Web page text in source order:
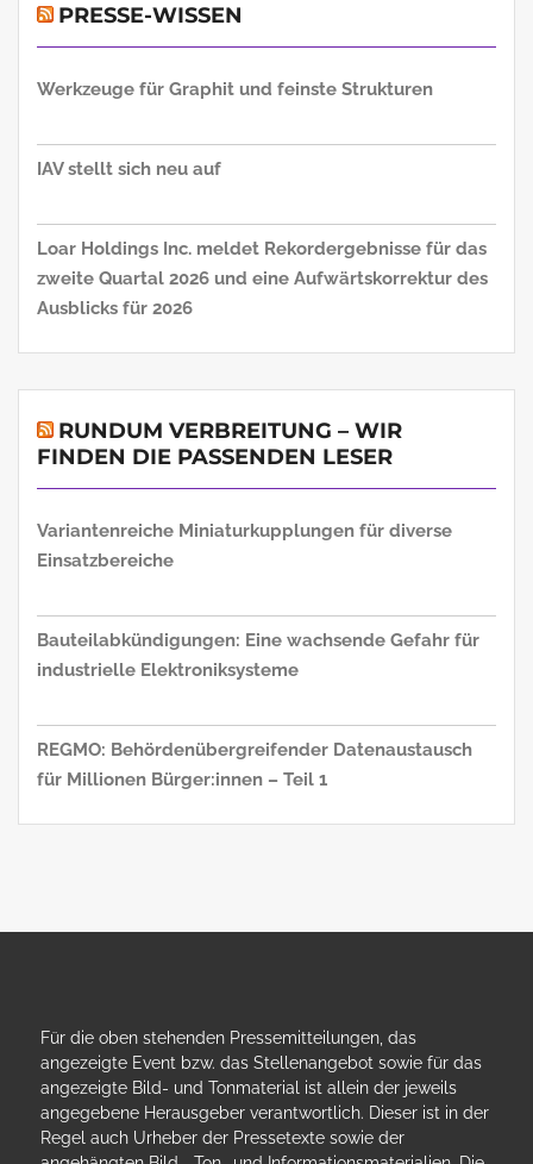
PRESSE-WISSEN
Werkzeuge für Graphit und feinste Strukturen
IAV stellt sich neu auf
Loar Holdings Inc. meldet Rekordergebnisse für das
zweite Quartal 2026 und eine Aufwärtskorrektur des
Ausblicks für 2026
RUNDUM VERBREITUNG – WIR
FINDEN DIE PASSENDEN LESER
Variantenreiche Miniaturkupplungen für diverse
Einsatzbereiche
Bauteilabkündigungen: Eine wachsende Gefahr für
industrielle Elektroniksysteme
REGMO: Behördenübergreifender Datenaustausch
für Millionen Bürger:innen – Teil 1
Für die oben stehenden Pressemitteilungen, das
angezeigte Event bzw. das Stellenangebot sowie für das
angezeigte Bild- und Tonmaterial ist allein der jeweils
angegebene Herausgeber verantwortlich. Dieser ist in der
Regel auch Urheber der Pressetexte sowie der